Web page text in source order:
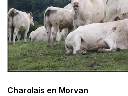
Charolais en Morvan